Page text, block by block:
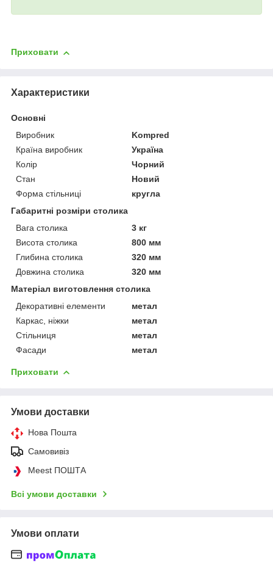
Приховати
Характеристики
Основні
Виробник
Kompred
Країна виробник
Україна
Колір
Чорний
Стан
Новий
Форма стільниці
кругла
Габаритні розміри столика
Вага столика
3 кг
Висота столика
800 мм
Глибина столика
320 мм
Довжина столика
320 мм
Матеріал виготовлення столика
Декоративні елементи
метал
Каркас, ніжки
метал
Стільниця
метал
Фасади
метал
Приховати
Умови доставки
Нова Пошта
Самовивіз
Meest ПОШТА
Всі умови доставки
Умови оплати